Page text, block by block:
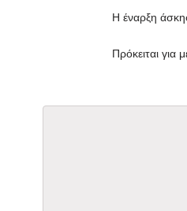
Η έναρξη
Πρόκειται για